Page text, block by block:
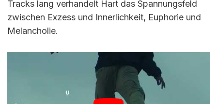
Tracks lang verhandelt Hart das Spannungsfeld
zwischen Exzess und Innerlichkeit, Euphorie und
Melancholie.